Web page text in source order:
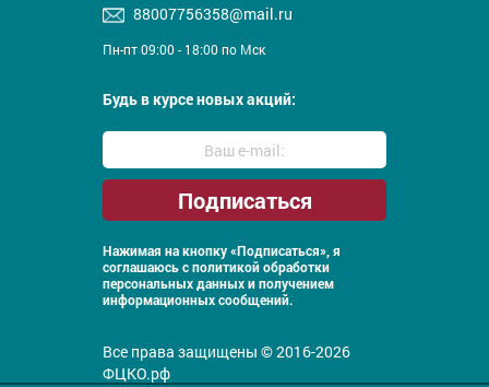
88007756358@mail.ru
Пн-пт 09:00 - 18:00 по Мск
Будь в курсе новых акций:
Нажимая на кнопку «Подписаться», я
соглашаюсь с политикой обработки
персональных данных и получением
информационных сообщений.
Все права защищены © 2016-2026
ФЦКО.рф